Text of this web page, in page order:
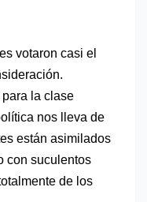
votaron casi el
la clase
nos lleva de
están asimilados
con suculentos
de los